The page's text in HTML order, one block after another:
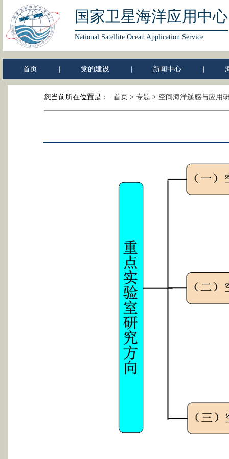
国家卫星海洋应用中心
National Satellite Ocean Application Service
首页 党的建设 新闻中心
您当前所在位置是： 首页 > 专题 > 空间海洋遥感与应用